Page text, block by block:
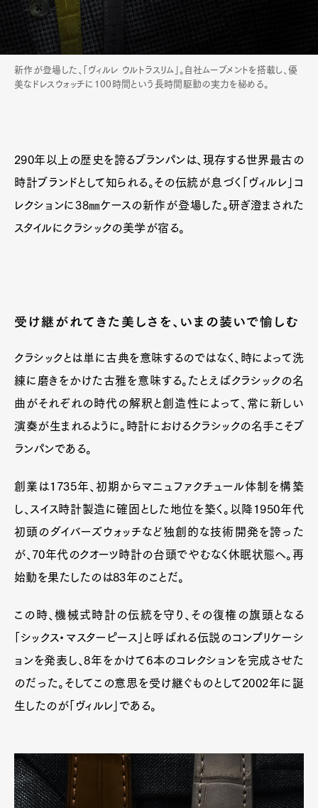
新作が登場した、「ヴィルレ ウルトラスリム」。自社ムーブメントを搭載し、優
美なドレスウォッチに100時間という長時間駆動の実力を秘める。
290年以上の歴史を誇るブランパンは、現存する世界最古の
時計ブランドとして知られる。その伝統が息づく「ヴィルレ」コ
レクションに38㎜ケースの新作が登場した。研ぎ澄まされた
スタイルにクラシックの美学が宿る。
受け継がれてきた美しさを、いまの装いで愉しむ
クラシックとは単に古典を意味するのではなく、時によって洗
練に磨きをかけた古雅を意味する。たとえばクラシックの名
曲がそれぞれの時代の解釈と創造性によって、常に新しい
演奏が生まれるように。時計におけるクラシックの名手こそブ
ランパンである。
創業は1735年、初期からマニュファクチュール体制を構築
し、スイス時計製造に確固とした地位を築く。以降1950年代
初頭のダイバーズウォッチなど独創的な技術開発を誇った
が、70年代のクオーツ時計の台頭でやむなく休眠状態へ。再
始動を果たしたのは83年のことだ。
この時、機械式時計の伝統を守り、その復権の旗頭となる
「シックス・マスターピース」と呼ばれる伝説のコンプリケーシ
ョンを発表し、8年をかけて6本のコレクションを完成させた
のだった。そしてこの意思を受け継ぐものとして2002年に誕
生したのが「ヴィルレ」である。